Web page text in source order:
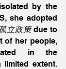
by the
she adopted
立政策 due to
of her people,
in the
limited extent.